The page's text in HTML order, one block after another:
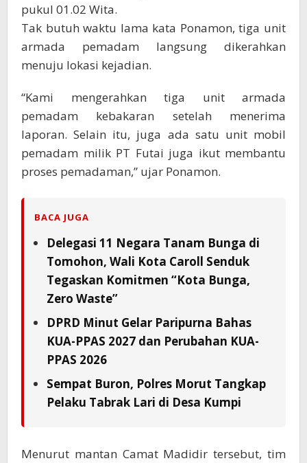
pukul 01.02 Wita.
Tak butuh waktu lama kata Ponamon, tiga unit
armada pemadam langsung dikerahkan
menuju lokasi kejadian.
“Kami mengerahkan tiga unit armada
pemadam kebakaran setelah menerima
laporan. Selain itu, juga ada satu unit mobil
pemadam milik PT Futai juga ikut membantu
proses pemadaman,” ujar Ponamon.
BACA JUGA
Delegasi 11 Negara Tanam Bunga di
Tomohon, Wali Kota Caroll Senduk
Tegaskan Komitmen “Kota Bunga,
Zero Waste”
DPRD Minut Gelar Paripurna Bahas
KUA-PPAS 2027 dan Perubahan KUA-
PPAS 2026
Sempat Buron, Polres Morut Tangkap
Pelaku Tabrak Lari di Desa Kumpi
Menurut mantan Camat Madidir tersebut, tim